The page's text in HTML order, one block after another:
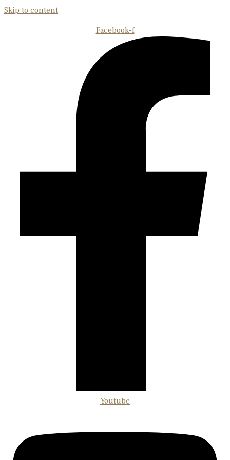
Skip to content
Facebook-f
Youtube